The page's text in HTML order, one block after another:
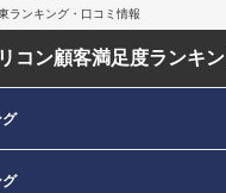
ランキング・口コミ情報
コン顧客満足度ランキ
グ
グ